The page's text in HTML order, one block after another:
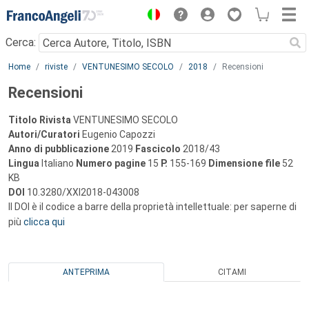
Menu
Cerca:
Main content
Home riviste VENTUNESIMO SECOLO 2018 Recensioni
Recensioni
Titolo Rivista VENTUNESIMO SECOLO
Autori/Curatori Eugenio Capozzi
Anno di pubblicazione 2019 Fascicolo 2018/43
Lingua Italiano Numero pagine 15 P. 155-169 Dimensione file 52
KB
DOI 10.3280/XXI2018-043008
Il DOI è il codice a barre della proprietà intellettuale: per saperne di
più clicca qui
ANTEPRIMA CITAMI